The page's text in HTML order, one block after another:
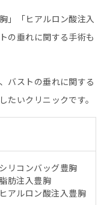
」「ヒアルロン酸注入
の垂れに関する手術も
バストの垂れに関する
いクリニックです。
リコンバッグ豊胸
肪注入豊胸
アルロン酸注入豊胸